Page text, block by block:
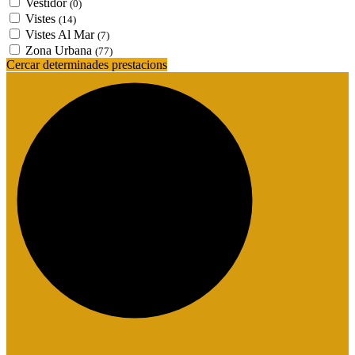
Vestidor (0)
Vistes (14)
Vistes Al Mar (7)
Zona Urbana (77)
Cercar determinades prestacions